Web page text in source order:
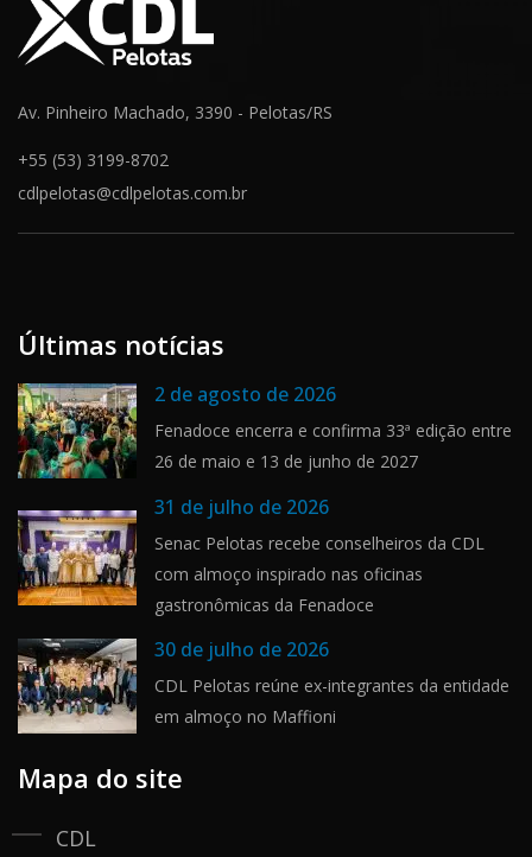
Av. Pinheiro Machado, 3390 - Pelotas/RS
+55 (53) 3199-8702
cdlpelotas@cdlpelotas.com.br
Últimas notícias
2 de agosto de 2026
Fenadoce encerra e confirma 33ª edição entre
26 de maio e 13 de junho de 2027
31 de julho de 2026
Senac Pelotas recebe conselheiros da CDL
com almoço inspirado nas oficinas
gastronômicas da Fenadoce
30 de julho de 2026
CDL Pelotas reúne ex-integrantes da entidade
em almoço no Maffioni
Mapa do site
CDL